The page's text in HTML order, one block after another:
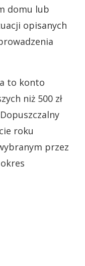
domu lub
opisanych
to konto
niż 500 zł
roku
przez